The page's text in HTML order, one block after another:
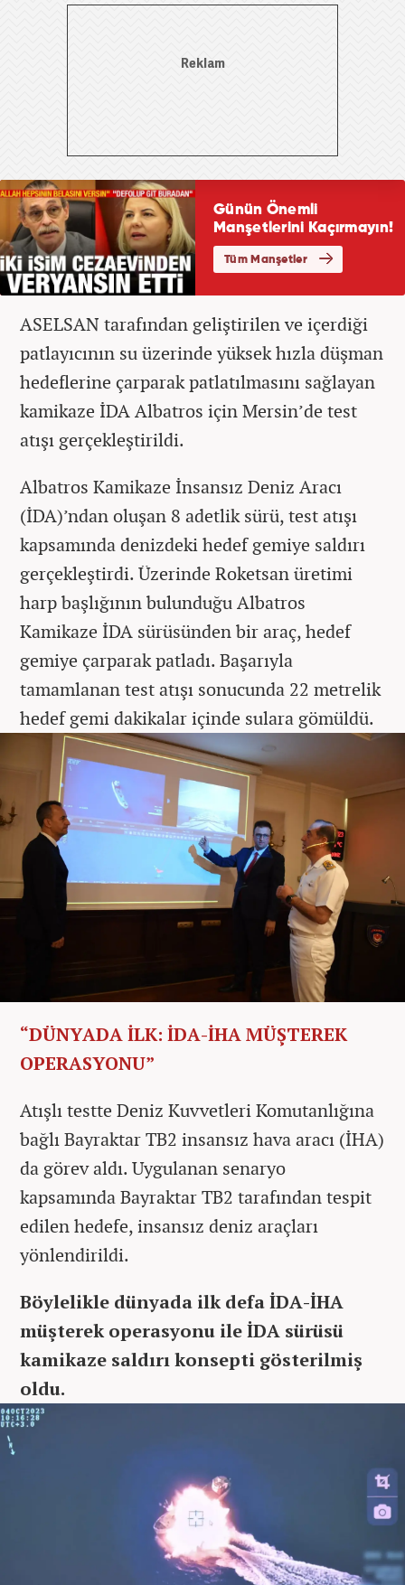
ASELSAN tarafından geliştirilen ve içerdiği
patlayıcının su üzerinde yüksek hızla düşman
hedeflerine çarparak patlatılmasını sağlayan
kamikaze İDA Albatros için Mersin’de test
atışı gerçekleştirildi.
Albatros Kamikaze İnsansız Deniz Aracı
(İDA)’ndan oluşan 8 adetlik sürü, test atışı
kapsamında denizdeki hedef gemiye saldırı
gerçekleştirdi. Üzerinde Roketsan üretimi
harp başlığının bulunduğu Albatros
Kamikaze İDA sürüsünden bir araç, hedef
gemiye çarparak patladı. Başarıyla
tamamlanan test atışı sonucunda 22 metrelik
hedef gemi dakikalar içinde sulara gömüldü.
“DÜNYADA İLK: İDA-İHA MÜŞTEREK
OPERASYONU”
Atışlı testte Deniz Kuvvetleri Komutanlığına
bağlı Bayraktar TB2 insansız hava aracı (İHA)
da görev aldı. Uygulanan senaryo
kapsamında Bayraktar TB2 tarafından tespit
edilen hedefe, insansız deniz araçları
yönlendirildi.
Böylelikle dünyada ilk defa İDA-İHA
müşterek operasyonu ile İDA sürüsü
kamikaze saldırı konsepti gösterilmiş
oldu.